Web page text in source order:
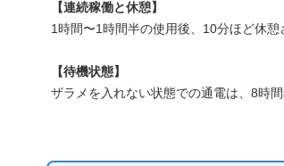
【連続稼働と休憩】
1時間〜1時間半の使用後、10分ほど休憩
【待機状態】
ザラメを入れない状態での通電は、8時